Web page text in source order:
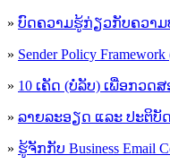
» ບົດຄວາມຮູ້ກ່ຽວກັບຄວາມປ
» Sender Policy
» 10 ເຄັດ (ບໍ່ລັບ) ເພື່ອກວດ
» ລາຍລະອຽດ ແລະ ປະຕິບັດ
» ຮູ້​ຈັກກັບ​ Business Email